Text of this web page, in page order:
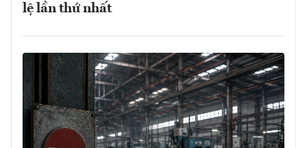
lệ lần thứ nhất